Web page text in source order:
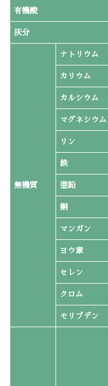
有機酸
灰分
無機質
ナトリウム
カリウム
カルシウム
マグネシウム
リン
鉄
亜鉛
銅
マンガン
ヨウ素
セレン
クロム
モリブデン